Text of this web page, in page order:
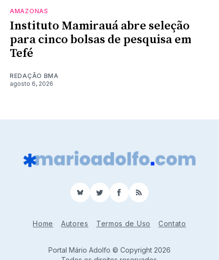
AMAZONAS
Instituto Mamirauá abre seleção
para cinco bolsas de pesquisa em
Tefé
REDAÇÃO BMA
agosto 6, 2026
BlueSkyTwitterFacebook
RSS
Home Autores Termos de Uso Contato
Portal Mário Adolfo © Copyright 2026